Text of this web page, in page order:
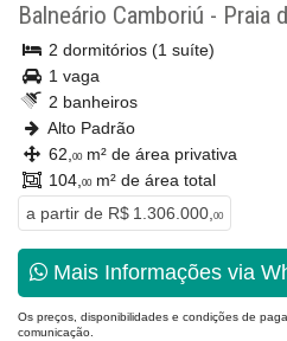
Balneário Camboriú - Praia
2 dormitórios (1 suíte)
1 vaga
2 banheiros
Alto Padrão
62, 00m² de área privativa
104, 00m² de área total
a partir de R$ 1.306.000, 00
Mais Informações via
Os preços, disponibilidades e condições de
comunicação.